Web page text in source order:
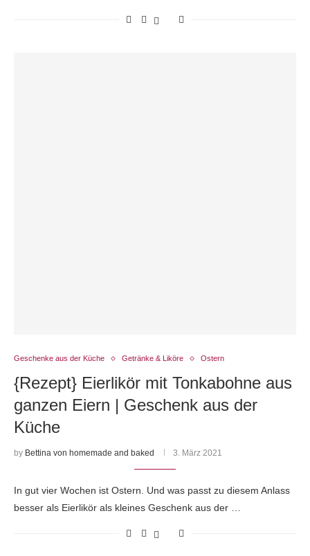
Geschenke aus der Küche Getränke & Liköre Ostern
{Rezept} Eierlikör mit Tonkabohne aus
ganzen Eiern | Geschenk aus der
Küche
by Bettina von homemade and baked 3. März 2021
In gut vier Wochen ist Ostern. Und was passt zu diesem Anlass
besser als Eierlikör als kleines Geschenk aus der …